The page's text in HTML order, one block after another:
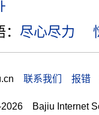
尽心尽力
联系我们 报错
2026 Bajiu Internet